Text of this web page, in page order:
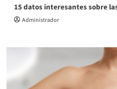
15 datos interesantes sobre
Administrador